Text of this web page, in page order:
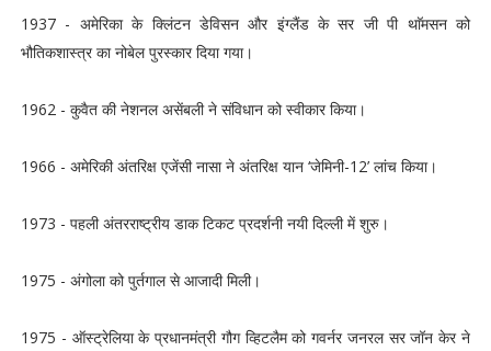
1937 - अमेरिका के क्लिंटन डेविसन और इंग्लैंड के सर जी पी थाॅमसन को
भौतिकशास्त्र का नोबेल पुरस्कार दिया गया।
1962 - कुवैत की नेशनल असेंबली ने संविधान को स्वीकार किया।
1966 - अमेरिकी अंतरिक्ष एजेंसी नासा ने अंतरिक्ष यान ‘जेमिनी-12’ लांच किया।
1973 - पहली अंतरराष्ट्रीय डाक टिकट प्रदर्शनी नयी दिल्ली में शुरु।
1975 - अंगोला को पुर्तगाल से आजादी मिली।
1975 - ऑस्ट्रेलिया के प्रधानमंत्री गौग व्हिटलैम को गवर्नर जनरल सर जॉन केर ने